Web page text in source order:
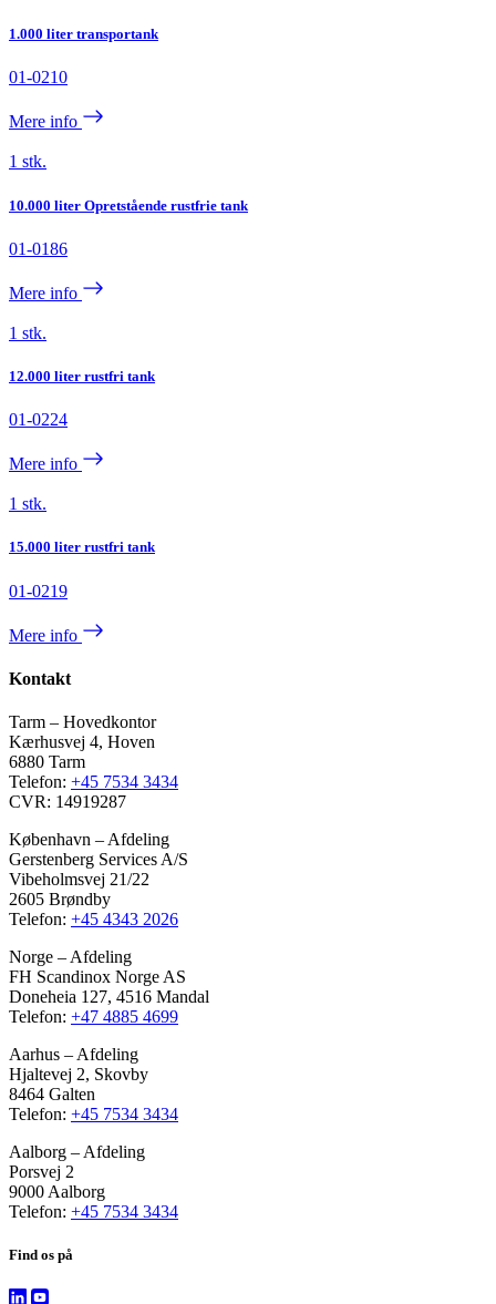
1.000 liter transportank
01-0210
Mere info
1 stk.
10.000 liter Opretstående rustfrie tank
01-0186
Mere info
1 stk.
12.000 liter rustfri tank
01-0224
Mere info
1 stk.
15.000 liter rustfri tank
01-0219
Mere info
Kontakt
Tarm – Hovedkontor
Kærhusvej 4, Hoven
6880 Tarm
Telefon: +45 7534 3434
CVR: 14919287
København – Afdeling
Gerstenberg Services A/S
Vibeholmsvej 21/22
2605 Brøndby
Telefon: +45 4343 2026
Norge – Afdeling
FH Scandinox Norge AS
Doneheia 127, 4516 Mandal
Telefon: +47 4885 4699
Aarhus – Afdeling
Hjaltevej 2, Skovby
8464 Galten
Telefon: +45 7534 3434
Aalborg – Afdeling
Porsvej 2
9000 Aalborg
Telefon: +45 7534 3434
Find os på